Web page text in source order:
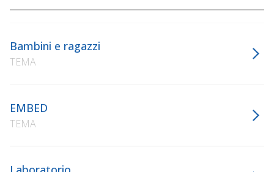
Bambini e ragazzi
TEMA
EMBED
TEMA